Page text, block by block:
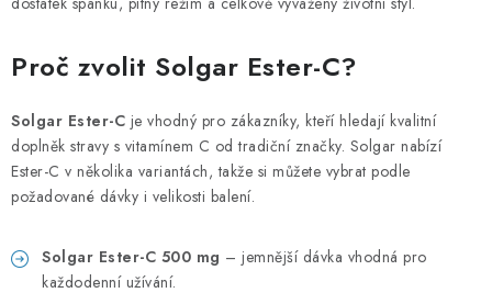
Proč zvolit Solgar Ester-C?
Solgar Ester-C je vhodný pro zákazníky, kteří hledají kvalitní
doplněk stravy s vitamínem C od tradiční značky. Solgar nabízí
Ester-C v několika variantách, takže si můžete vybrat podle
požadované dávky i velikosti balení.
Solgar Ester-C 500 mg – jemnější dávka vhodná pro
každodenní užívání.